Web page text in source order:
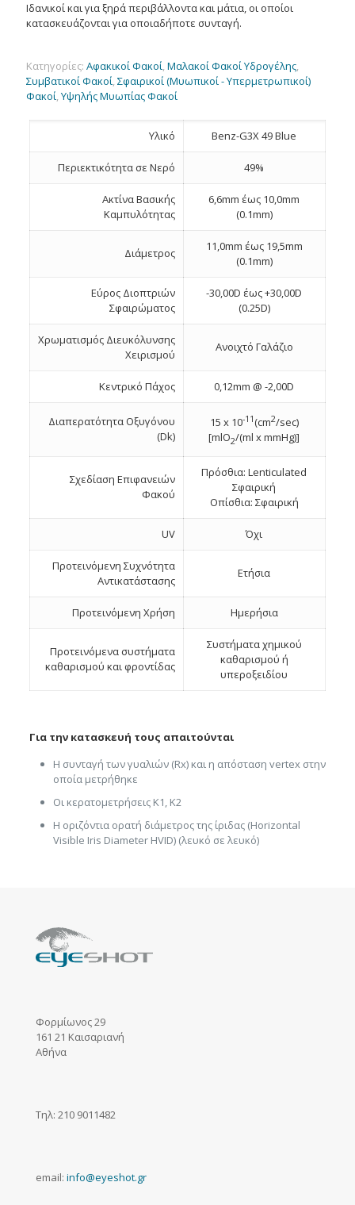
Ιδανικοί και για ξηρά περιβάλλοντα και μάτια, οι οποίοι
κατασκευάζονται για οποιαδήποτε συνταγή.
Κατηγορίες: Αφακικοί Φακοί,Μαλακοί Φακοί Υδρογέλης,
Συμβατικοί Φακοί,Σφαιρικοί (Μυωπικοί - Υπερμετρωπικοί)
Φακοί,Υψηλής Μυωπίας Φακοί
Υλικό Benz-G3X 49 Blue
Περιεκτικότητα σε Νερό 49%
Ακτίνα Βασικής
Καμπυλότητας
6,6mm έως 10,0mm
(0.1mm)
Διάμετρος
11,0mm έως 19,5mm
(0.1mm)
Εύρος Διοπτριών
Σφαιρώματος
-30,00D έως +30,00D
(0.25D)
Χρωματισμός Διευκόλυνσης
Χειρισμού
Ανοιχτό Γαλάζιο
Κεντρικό Πάχος 0,12mm @ -2,00D
Διαπερατότητα Οξυγόνου
(Dk)
15 x 10-11(cm2/sec)
[mlO2/(ml x mmHg)]
Σχεδίαση Eπιφανειών
Φακού
Πρόσθια: Lenticulated
Σφαιρική
Οπίσθια: Σφαιρική
UV Όχι
Προτεινόμενη Συχνότητα
Αντικατάστασης
Ετήσια
Προτεινόμενη Χρήση Ημερήσια
Προτεινόμενα συστήματα
καθαρισμού και φροντίδας
Συστήματα χημικού
καθαρισμού ή
υπεροξειδίου
Για την κατασκευή τους απαιτούνται
Η συνταγή των γυαλιών (Rx) και η απόσταση vertex στην
οποία μετρήθηκε
Οι κερατομετρήσεις K1, K2
Η οριζόντια ορατή διάμετρος της ίριδας (Horizontal
Visible Iris Diameter HVID) (λευκό σε λευκό)
Φορμίωνος 29
161 21 Καισαριανή
Αθήνα
Τηλ: 210 9011482
email: info@eyeshot.gr